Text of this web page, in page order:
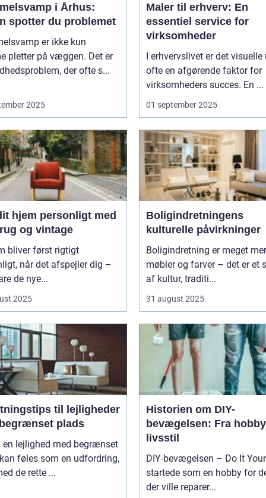
i Århus:
spotter du problemet
er ikke kun
pletter på væggen. Det er
der ofte s...
2025
Maler til erhverv: En
essentiel service for
virksomheder
I erhvervslivet er det visuelle
ofte en afgørende faktor for
virksomheders succes. En ...
01 september 2025
hjem personligt med
og vintage
bliver først rigtigt
når det afspejler dig –
de nye...
2025
Boligindretningens
kulturelle påvirkninger
Boligindretning er meget
møbler og farver – det er et
af kultur, traditi...
31 august 2025
til lejligheder
plads
en lejlighed med begrænset
føles som en udfordring,
de rette ...
Historien om DIY-
bevægelsen: Fra
livsstil
DIY-bevægelsen – Do It
startede som en hobby for
der ville reparer...